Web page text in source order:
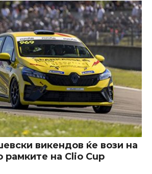
викендов ќе вози на
рамките на Clio Cup